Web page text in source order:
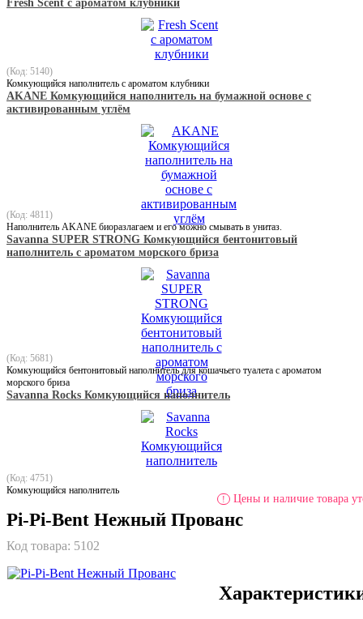
Fresh Scent с ароматом клубники
(Код: 5140)
Комкующийся наполнитель с ароматом клубники
AKANE Комкующийся наполнитель на бумажной основе с
активированным углём
(Код: 4811)
Наполнитель AKANE биоразлагаем и его можно смывать в унитаз.
Savanna SUPER STRONG Комкующийся бентонитовый
наполнитель с ароматом морского бриза
(Код: 5681)
Комкующийся бентонитовый наполнитель для кошачьего туалета с ароматом
морского бриза
Savanna Rocks Комкующийся наполнитель
(Код: 4751)
Комкующийся наполнитель
! Цены и наличие товара
Pi-Pi-Bent Нежный Прованс
Код товара: 5102